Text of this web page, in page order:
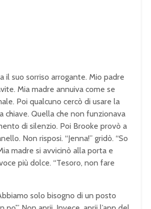
il suo sorriso arrogante. Mio padre
Mia madre annuiva come se
Poi qualcuno cercò di usare la
chiave. Quella che non funzionava
di silenzio. Poi Brooke provò a
Non risposi. “Jenna!” gridò. “So
madre si avvicinò alla porta e
più dolce. “Tesoro, non fare
solo bisogno di un posto